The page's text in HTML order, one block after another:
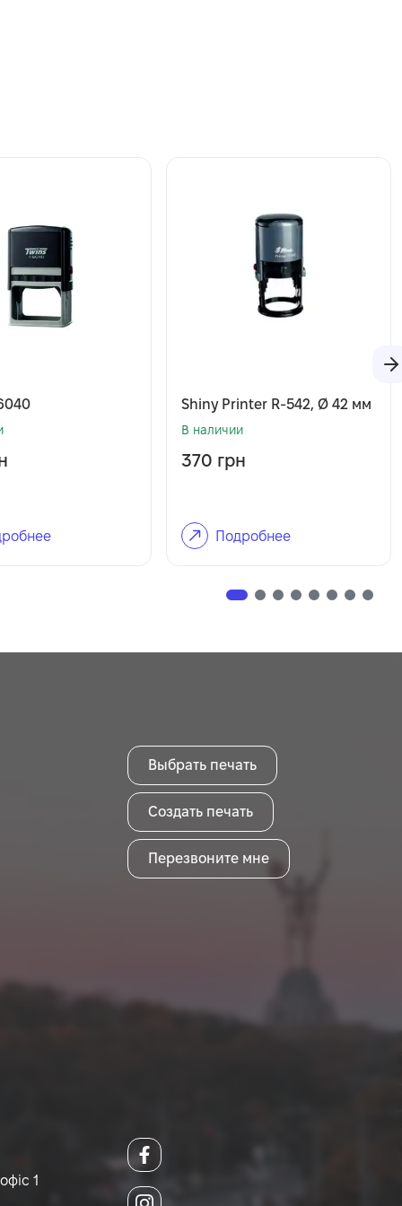
Shiny Printer R-542, Ø 42 мм
В наличии
370 грн
Подробнее
Выбрать печать
Создать печать
Перезвоните мне
1